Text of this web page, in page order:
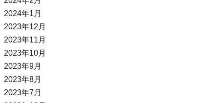
2024年1月
2023年12月
2023年11月
2023年10月
2023年9月
2023年8月
2023年7月